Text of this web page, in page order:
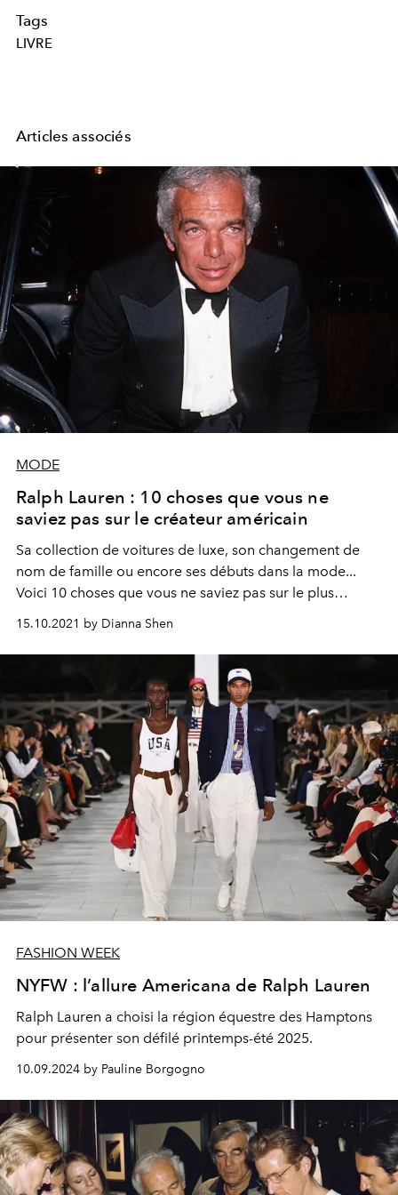
Tags
LIVRE
Articles associés
MODE
Ralph Lauren : 10 choses que vous ne
saviez pas sur le créateur américain
Sa collection de voitures de luxe, son changement de
nom de famille ou encore ses débuts dans la mode...
Voici 10 choses que vous ne saviez pas sur le plus
Américain des créateurs de mode : Ralph Lauren.
15.10.2021 by Dianna Shen
FASHION WEEK
NYFW : l’allure Americana de Ralph Lauren
Ralph Lauren a choisi la région équestre des Hamptons
pour présenter son défilé printemps-été 2025.
10.09.2024 by Pauline Borgogno